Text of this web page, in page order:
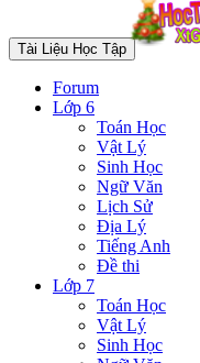
Tài Liệu Học Tập
Forum
Lớp 6
Toán Học
Vật Lý
Sinh Học
Ngữ Văn
Lịch Sử
Địa Lý
Tiếng Anh
Đề thi
Lớp 7
Toán Học
Vật Lý
Sinh Học